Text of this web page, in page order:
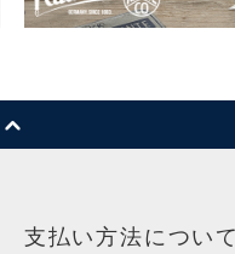
支払い方法について